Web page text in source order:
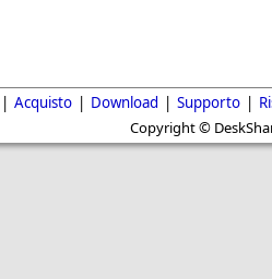
| Acquisto | Download | Supporto |
Copyright ©